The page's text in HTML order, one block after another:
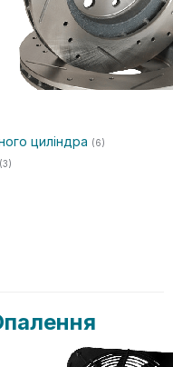
циліндра (6)
(3)